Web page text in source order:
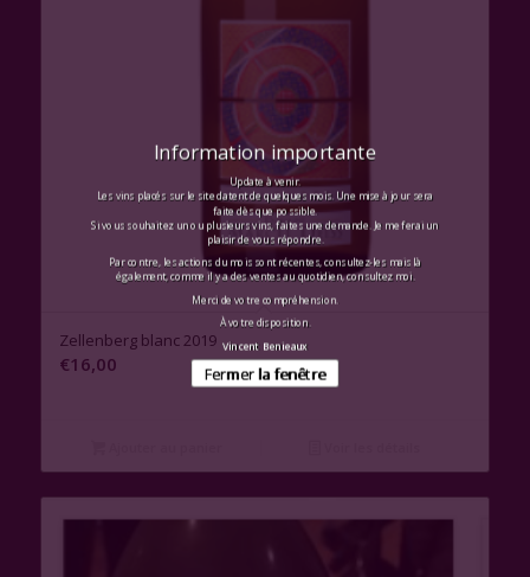
Zellenberg blanc 2019
€16,00
Information importante
Update à venir.
Les vins placés sur le site datent de quelques mois. Une mise à jour sera
faite dès que possible.
Si vous souhaitez un ou plusieurs vins, faites une demande. Je me ferai un
plaisir de vous répondre.
Par contre, les actions du mois sont récentes, consultez-les mais là
également, comme il y a des ventes au quotidien, consultez moi.
Merci de votre compréhension.
À votre disposition.
Vincent Benieaux
Fermer la fenêtre